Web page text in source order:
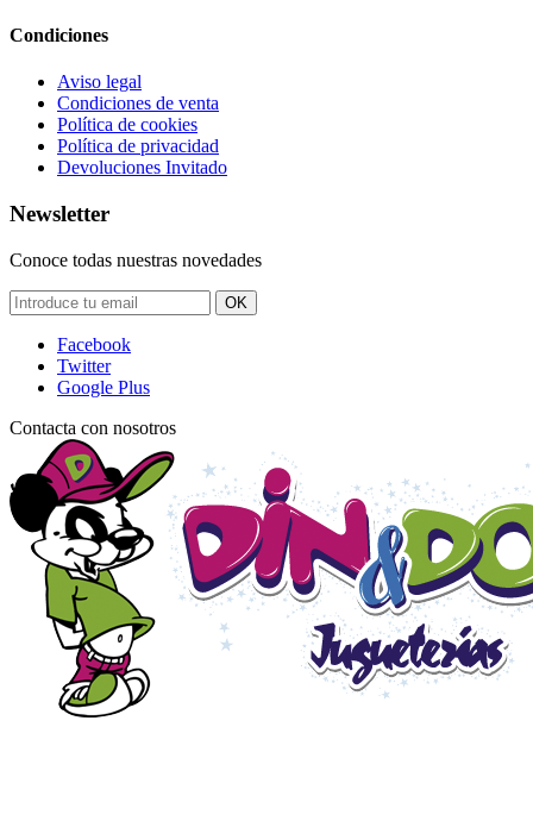
Condiciones
Aviso legal
Condiciones de venta
Política de cookies
Política de privacidad
Devoluciones Invitado
Newsletter
Conoce todas nuestras novedades
OK
Facebook
Twitter
Google Plus
Contacta con nosotros